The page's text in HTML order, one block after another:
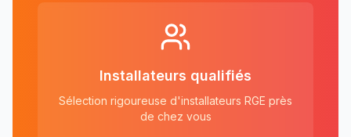
Installateurs qualifiés
Sélection rigoureuse d'installateurs RGE près
de chez vous